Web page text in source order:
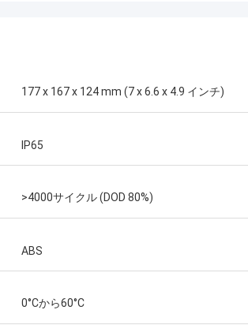
のサプライヤーで、
スタマーサービスを
に、はるかに努力し
の懸念に対する対応
しかったです！
177 x 167 x 124 mm (7 x 6.6 x 4.9 インチ)
IP65
>4000サイクル (DOD 80%)
ABS
0°Cから60°C